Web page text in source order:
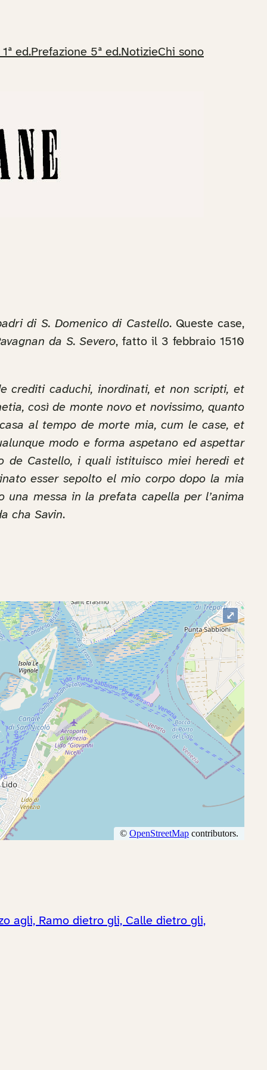
ed.Prefazione 5ª ed.NotizieChi sono
di S. Domenico di Castello. Queste case,
da S. Severo, fatto il 3 febbraio 1510
crediti caduchi, inordinati, et non scripti, et
così de monte novo et novissimo, quanto
al tempo de morte mia, cum le case, et
modo e forma aspetano ed aspettar
de Castello, i quali istituisco miei heredi et
esser sepolto el mio corpo dopo la mia
messa in la prefata capella per l’anima
cha Savin.
agli, Ramo dietro gli, Calle dietro gli,